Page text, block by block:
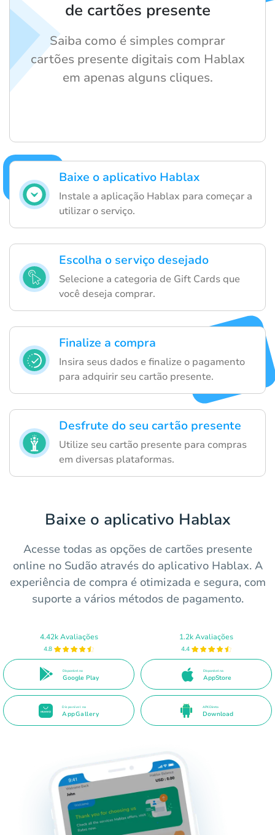
Baixe o aplicativo Hablax
Instale a aplicação Hablax para começar a
utilizar o serviço.
Escolha o serviço desejado
Selecione a categoria de Gift Cards que
você deseja comprar.
Finalize a compra
Insira seus dados e finalize o pagamento
para adquirir seu cartão presente.
Desfrute do seu cartão presente
Utilize seu cartão presente para compras
em diversas plataformas.
de cartões presente
Saiba como é simples comprar
cartões presente digitais com Hablax
em apenas alguns cliques.
Baixe o aplicativo Hablax
Acesse todas as opções de cartões presente
online no Sudão através do aplicativo Hablax. A
experiência de compra é otimizada e segura, com
suporte a vários métodos de pagamento.
4.42k Avaliações
4.8
Disponível no
Google Play
1.2k Avaliações
4.4
Disponível na
AppStore
Disponível na
AppGallery
APK Direto
Download